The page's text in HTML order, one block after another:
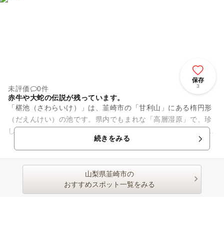
保存
3
未評価
0件
赤牛や大蛇の伝説が残っています。
「椹池（さわらいけ）」は、韮崎市の「甘利山」にある楕円形
（だえんけい）の池です。県内でもまれな「高層湿原」で、珍
しい動植物が生息しています。 「大蛇」や「赤牛」にまつわる
続きをみる
山梨県韮崎市の
おすすめスポット一覧をみる